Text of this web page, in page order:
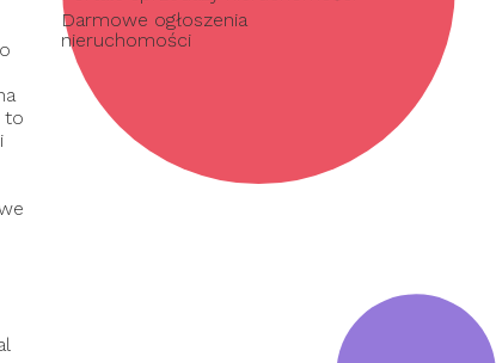
to
Darmowe ogłoszenia
nieruchomości